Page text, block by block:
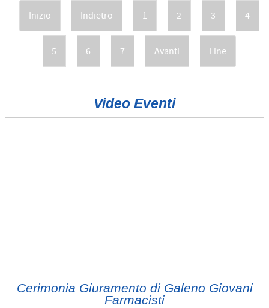
Inizio Indietro 1 2 3 4
5 6 7 Avanti Fine
Video Eventi
Cerimonia Giuramento di Galeno Giovani
Farmacisti